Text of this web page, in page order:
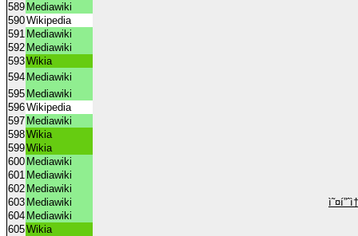
589 Mediawiki
590Wikipedia
591 Mediawiki
592 Mediawiki
593Wikia
594 Mediawiki
595 Mediawiki
596Wikipedia
597 Mediawiki
598Wikia
599Wikia
600 Mediawiki
601 Mediawiki
602 Mediawiki
603 Mediawiki
604 Mediawiki
605Wikia